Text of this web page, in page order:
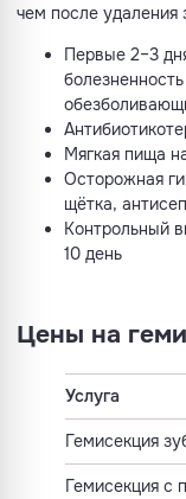
чем после удаления
Первые 2–3
Мягкая пища
Осторожная
щётка,
Контрольный
10 день
Цены на
Услуга
Гемисекция
Гемисекция с